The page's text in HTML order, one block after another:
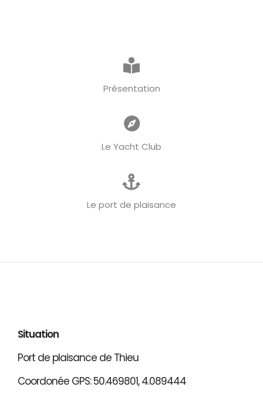
Présentation
Le Yacht Club
Le port de plaisance
Situation
Port de plaisance de Thieu
Coordonée GPS: 50.469801, 4.089444